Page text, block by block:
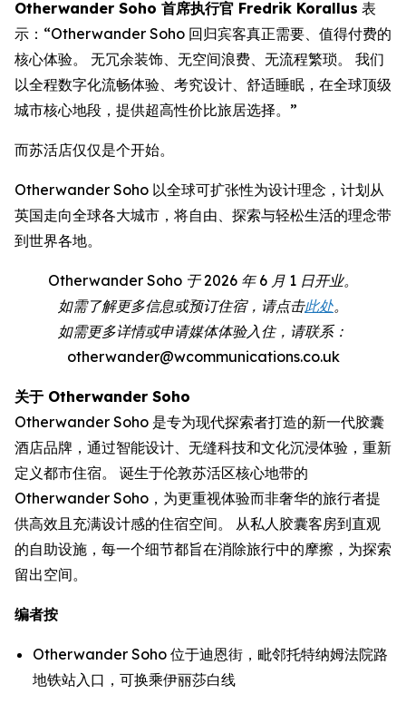
Otherwander Soho 首席执行官 Fredrik Korallus 表
示：“Otherwander Soho 回归宾客真正需要、值得付费的
核心体验。 无冗余装饰、无空间浪费、无流程繁琐。 我们
以全程数字化流畅体验、考究设计、舒适睡眠，在全球顶级
城市核心地段，提供超高性价比旅居选择。”
而苏活店仅仅是个开始。
Otherwander Soho 以全球可扩张性为设计理念，计划从
英国走向全球各大城市，将自由、探索与轻松生活的理念带
到世界各地。
Otherwander Soho 于 2026 年 6 月 1 日开业。
如需了解更多信息或预订住宿，请点击此处。
如需更多详情或申请媒体体验入住，请联系：
otherwander@wcommunications.co.uk
关于 Otherwander Soho
Otherwander Soho 是专为现代探索者打造的新一代胶囊
酒店品牌，通过智能设计、无缝科技和文化沉浸体验，重新
定义都市住宿。 诞生于伦敦苏活区核心地带的
Otherwander Soho，为更重视体验而非奢华的旅行者提
供高效且充满设计感的住宿空间。 从私人胶囊客房到直观
的自助设施，每一个细节都旨在消除旅行中的摩擦，为探索
留出空间。
编者按
Otherwander Soho 位于迪恩街，毗邻托特纳姆法院路
地铁站入口，可换乘伊丽莎白线